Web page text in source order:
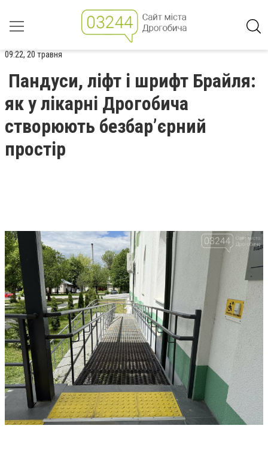
09:22, 20 травня
Пандуси, ліфт і шрифт Брайля:
як у лікарні Дрогобича
створюють безбар’єрний
простір